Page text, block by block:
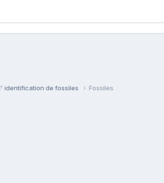
identification de fossiles Fossiles